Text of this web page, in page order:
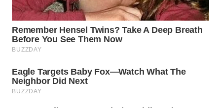
TANGERANG
WN
BINJAI
WN
CIREBON